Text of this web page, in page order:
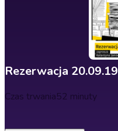
Rezerwacja 20.09.19
Czas trwania52 minuty